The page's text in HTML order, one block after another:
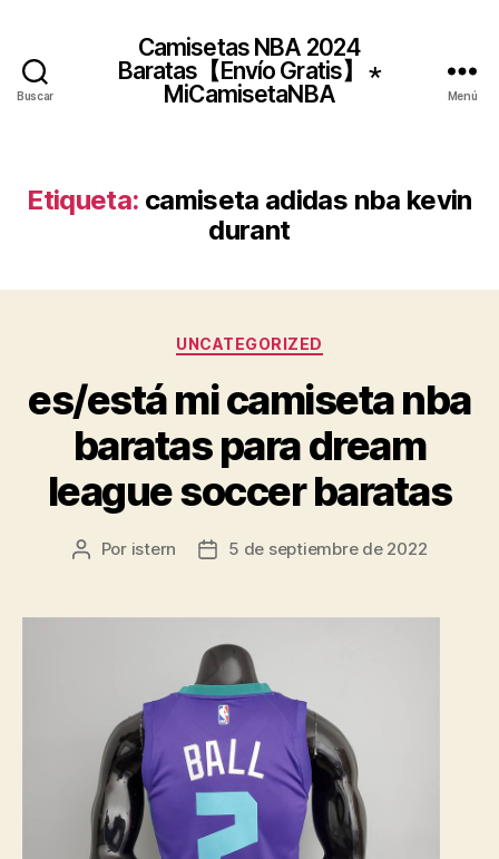
Buscar
Camisetas NBA 2024
Baratas【Envío Gratis】 ⋆
MiCamisetaNBA
Menú
Etiqueta: camiseta adidas nba kevin
durant
Categorías
UNCATEGORIZED
es/está mi camiseta nba
baratas para dream
league soccer baratas
Autor
entrada
Por istern
Fecha
entrada
5 de septiembre de 2022